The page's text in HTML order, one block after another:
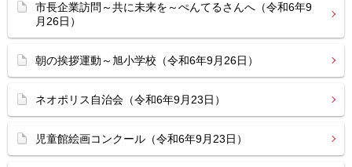
市長企業訪問～共に未来を～ぺんてるさんへ（令和6年9
月26日）
朝の挨拶運動～旭小学校（令和6年9月26日）
ネオポリス自治会（令和6年9月23日）
児童館絵画コンクール（令和6年9月23日）